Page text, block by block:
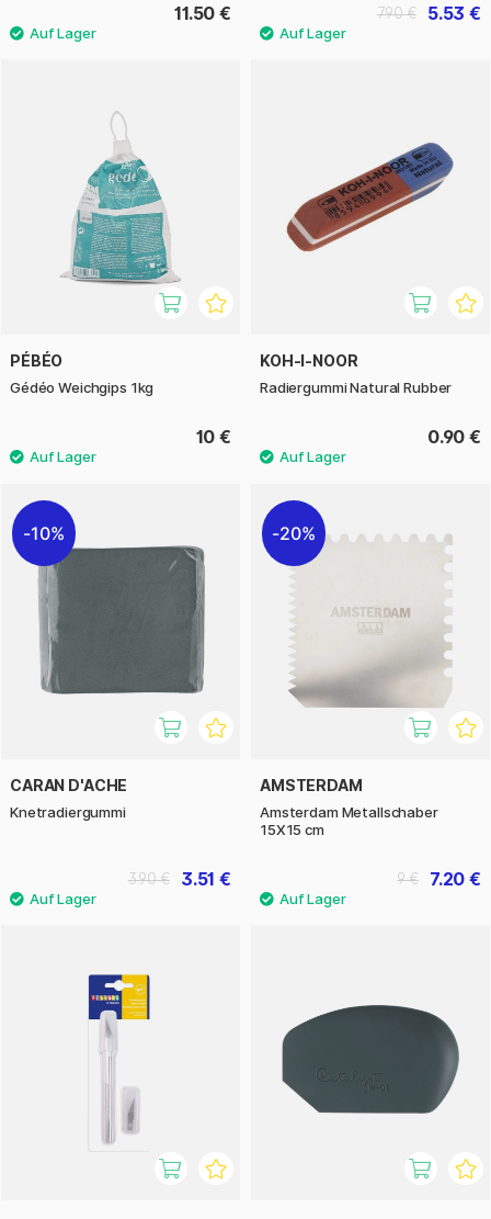
11.50 € 5.53 €
7.90 €
PÉBÉO
Gédéo Weichgips 1kg
10 €
KOH-I-NOOR
Radiergummi Natural Rubber
0.90 €
10%
CARAN D'ACHE
Knetradiergummi
3.51 €
3.90 €
20%
AMSTERDAM
Amsterdam Metallschaber
15X15 cm
7.20 €
9 €